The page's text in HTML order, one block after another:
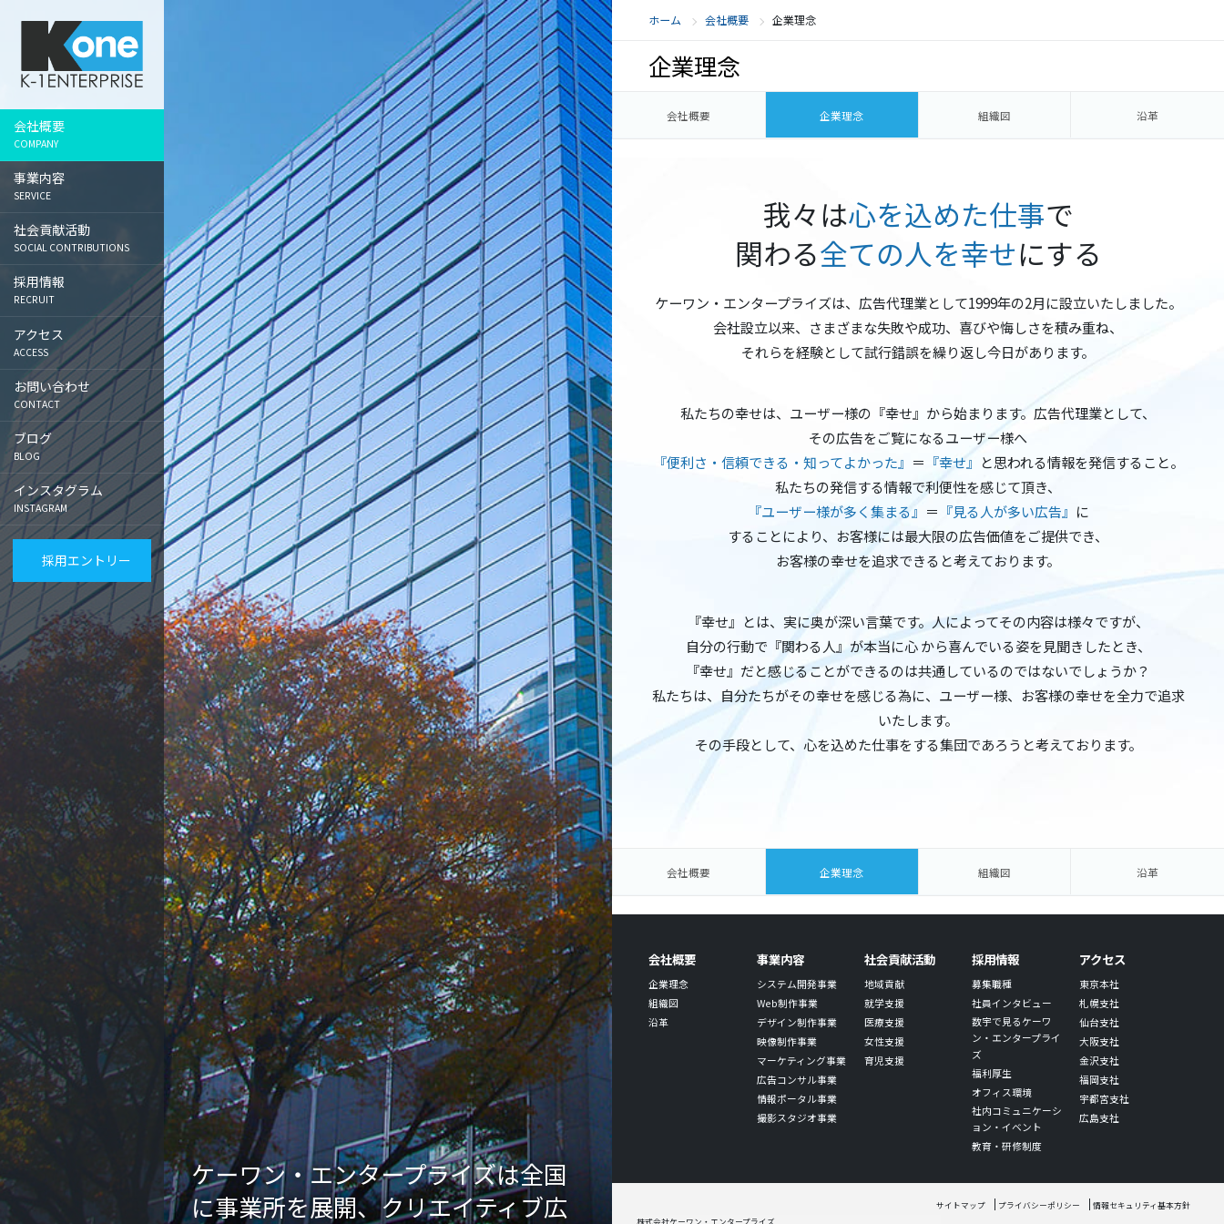
会社概要
COMPANY
事業内容
SERVICE
マーケティング事業
広告コンサル事業
情報ポータル事業
撮影スタジオ事業
社会貢献活動
SOCIAL CONTRIBUTIONS
採用情報
RECRUIT
グラフィックデザイナー
フロントエンドエンジニ
プログラマー
マーケター
企画営業
ディレクター
サイト運営スタッフ
インターンシップ
社員インタビュー
グラフィックデザイナー
プログラマー
ECサイト運営
映像クリエイター
企画営業
人事総務
数字で見る
福利厚生
オフィス環境
社内コミュニケーシ
ョンイベント
教育・研修制度
アクセス
ACCESS
宇都宮支社
広島支社
お問い合わせ
CONTACT
ブログ
BLOG
インスタグラム
INSTAGRAM
採用エントリー
ケーワン・エンタープライズは全国
に事業所を展開、クリエイティブ広
ホーム 会社概要 企業理念
企業理念
会社概要 企業理念 組織図 沿革
我々は心を込めた仕事で
関わる全ての人を幸せにする
ケーワン・エンタープライズは、広告代理業として1999年の2月に設立いたしました。
会社設立以来、さまざまな失敗や成功、喜びや悔しさを積み重ね、
それらを経験として試行錯誤を繰り返し今日があります。
私たちの幸せは、ユーザー様の『幸せ』から始まります。広告代理業として、
その広告をご覧になるユーザー様へ
『便利さ・信頼できる・知ってよかった』 ＝ 『幸せ』 と思われる情報を発信すること。
私たちの発信する情報で利便性を感じて頂き、
『ユーザー様が多く集まる』 ＝ 『見る人が多い広告』 に
することにより、お客様には最大限の広告価値をご提供でき、
お客様の幸せを追求できると考えております。
『幸せ』とは、実に奥が深い言葉です。人によってその内容は様々ですが、
自分の行動で『関わる人』が本当に心 から喜んでいる姿を見聞きしたとき、
『幸せ』だと感じることができるのは共通しているのではないでしょうか？
私たちは、自分たちがその幸せを感じる為に、ユーザー様、お客様の幸せを全力で追求
いたします。
その手段として、心を込めた仕事をする集団であろうと考えております。
会社概要 企業理念 組織図 沿革
会社概要
企業理念
組織図
沿革
事業内容
システム開発事業
Web制作事業
デザイン制作事業
映像制作事業
マーケティング事業
広告コンサル事業
情報ポータル事業
撮影スタジオ事業
社会貢献活動
地域貢献
就学支援
医療支援
女性支援
育児支援
採用情報
募集職種
社員インタビュー
数宇で見るケーワ
ン・エンタープライ
ズ
福利厚生
オフィス環境
社内コミュニケーシ
ョン・イベント
教育・研修制度
アクセス
東京本社
札幌支社
仙台支社
大阪支社
金沢支社
福岡支社
宇都宮支社
広島支社
サイトマップ プライバシーポリシー
情報セキュリティ基本方針
株式会社ケーワン・エンタープライズ